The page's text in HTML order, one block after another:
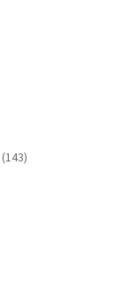
(143)